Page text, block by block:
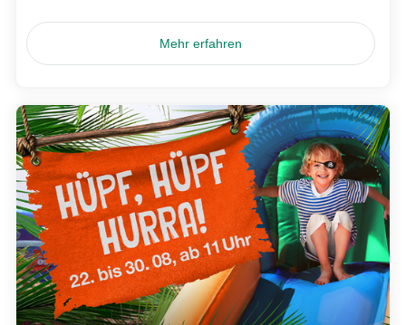
Mehr erfahren